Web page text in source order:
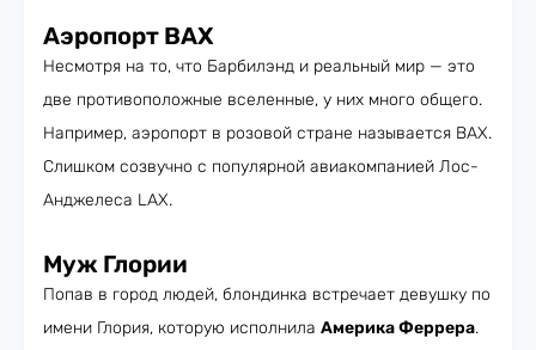
Аэропорт BAX
Несмотря на то, что Барбилэнд и реальный мир — это
две противоположные вселенные, у них много общего.
Например, аэропорт в розовой стране называется BAX.
Слишком созвучно с популярной авиакомпанией Лос-
Анджелеса LAX.
Муж Глории
Попав в город людей, блондинка встречает девушку по
имени Глория, которую исполнила Америка Феррера.